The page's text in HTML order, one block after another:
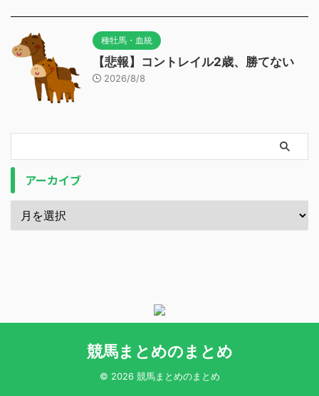
種牡馬・血統
【悲報】コントレイル2歳、勝てない
2026/8/8
アーカイブ
競馬まとめのまとめ
© 2026 競馬まとめのまとめ